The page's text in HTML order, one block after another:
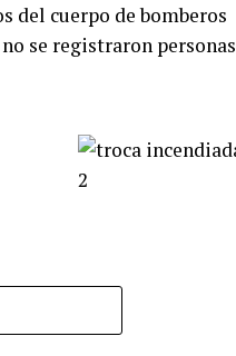
del cuerpo de bomberos
se registraron personas